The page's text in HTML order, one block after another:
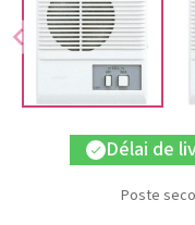
chevron_left
check Délai de
Poste